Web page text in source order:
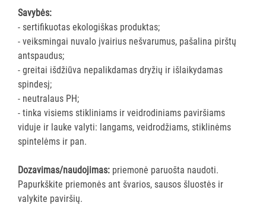
Oro
gaivikliai
VALYMO
ĮRANKIAI
APSAUGOS
PRIEMONĖS
PIRŠTINĖS
GRINDŲ
VALYMO
Savybės:
- sertifikuotas ekologiškas produktas;
- veiksmingai nuvalo įvairius nešvarumus, pašalina pirštų
antspaudus;
- greitai išdžiūva nepalikdamas dryžių ir išlaikydamas
spindesį;
- neutralaus PH;
- tinka visiems stikliniams ir veidrodiniams paviršiams
viduje ir lauke valyti: langams, veidrodžiams, stiklinėms
spintelėms ir pan.
Dozavimas/naudojimas: priemonė paruošta naudoti.
Papurkškite priemonės ant švarios, sausos šluostės ir
valykite paviršių.